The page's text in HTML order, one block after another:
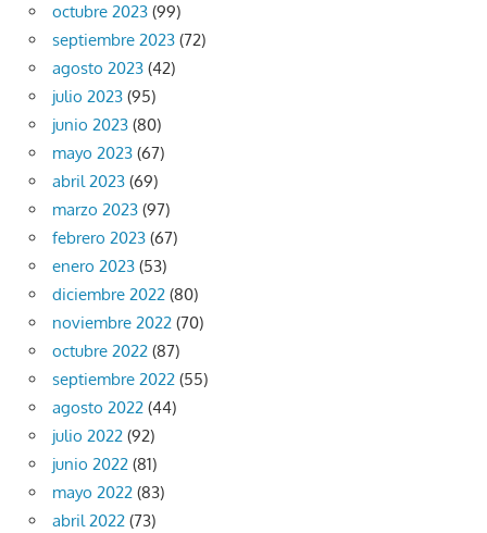
octubre 2023 (99)
septiembre 2023 (72)
agosto 2023 (42)
julio 2023 (95)
junio 2023 (80)
mayo 2023 (67)
abril 2023 (69)
marzo 2023 (97)
febrero 2023 (67)
enero 2023 (53)
diciembre 2022 (80)
noviembre 2022 (70)
octubre 2022 (87)
septiembre 2022 (55)
agosto 2022 (44)
julio 2022 (92)
junio 2022 (81)
mayo 2022 (83)
abril 2022 (73)